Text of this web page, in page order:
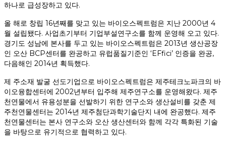
하나로 급성장하고 있다.
올 해로 창립 16년째를 맞고 있는 바이오스펙트럼은 지난 2000년 4
월 설립됐다. 사업초기부터 기업부설연구소를 함께 운영해 오고 있다.
경기도 성남에 본사를 두고 있는 바이오스펙트럼은 2013년 생산공장
인 오산 BCP센터를 완공하고 유럽품질기준인 ‘EFfici’ 인증을 완공,
다음해인 2014년 획득했다.
제 주소재 발굴 선도기업으로 바이오스펙트럼은 제주테크노파크의 바
이오융합센터에 2002년부터 입주해 제주연구소를 운영해왔다. 제주
천연물에서 유용성분을 선발하기 위한 연구소와 생산설비를 갖춘 제
주천연물센터는 2014년 제주첨단과학기술단지 내에 완공했다. 제주
천연물센터는 본사 연구소와 오산 생산센터와 함께 각각 특화된 기술
을 바탕으로 유기적으로 협력하고 있다.